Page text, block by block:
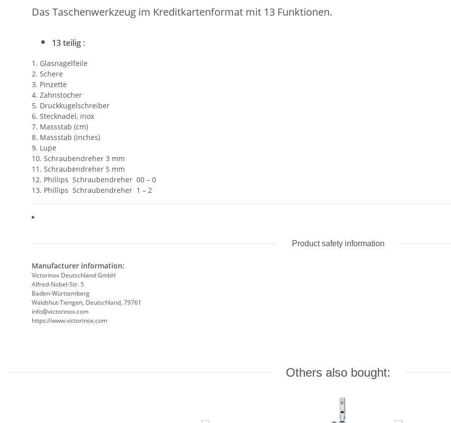
Das Taschenwerkzeug im Kreditkartenformat mit 13 Funktionen.
13 teilig :
1. Glasnagelfeile
2. Schere
3. Pinzette
4. Zahnstocher
5. Druckkugelschreiber
6. Stecknadel, inox
7. Massstab (cm)
8. Massstab (inches)
9. Lupe
10. Schraubendreher 3 mm
11. Schraubendreher 5 mm
12. Phillips Schraubendreher 00 – 0
13. Phillips Schraubendreher 1 – 2
Product safety information
Manufacturer information:
Victorinox Deutschland GmbH
Alfred-Nobel-Str. 5
Baden-Württemberg
Waldshut-Tiengen, Deutschland, 79761
info@victorinox.com
https://www.victorinox.com
Others also bought: